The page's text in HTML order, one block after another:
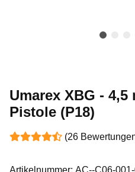
Umarex XBG -
Pistole (P18)
(26